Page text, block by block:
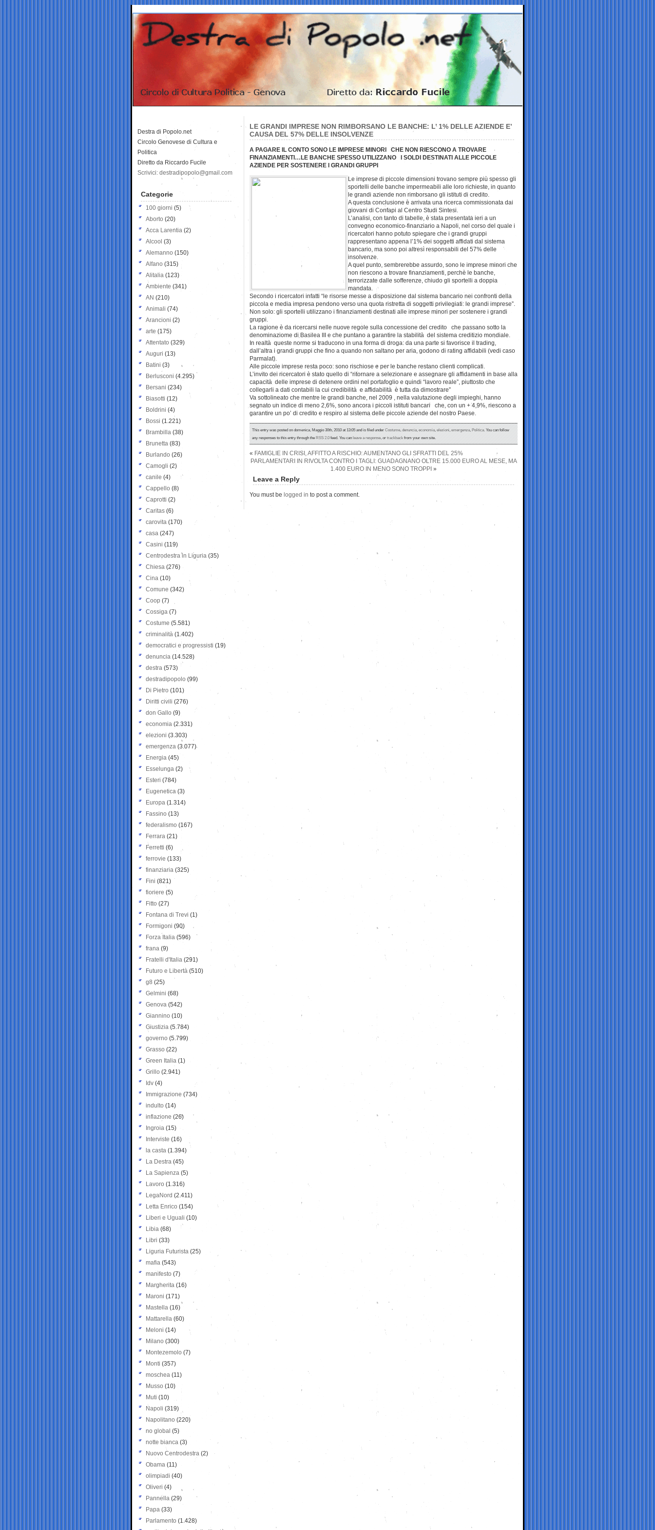
LE GRANDI IMPRESE NON RIMBORSANO LE BANCHE: L’ 1% DELLE AZIENDE E’
CAUSA DEL 57% DELLE INSOLVENZE
A PAGARE IL CONTO SONO LE IMPRESE MINORI CHE NON RIESCONO A TROVARE
FINANZIAMENTI…LE BANCHE SPESSO UTILIZZANO I SOLDI DESTINATI ALLE PICCOLE
AZIENDE PER SOSTENERE I GRANDI GRUPPI
Le imprese di piccole dimensioni trovano sempre più spesso gli
sportelli delle banche impermeabili alle loro richieste, in quanto
le grandi aziende non rimborsano gli istituti di credito.
A questa conclusione è arrivata una ricerca commissionata dai
giovani di Confapi al Centro Studi Sintesi.
L’analisi, con tanto di tabelle, è stata presentata ieri a un
convegno economico-finanziario a Napoli, nel corso del quale i
ricercatori hanno potuto spiegare che i grandi gruppi
rappresentano appena l’1% dei soggetti affidati dal sistema
bancario, ma sono poi altresì responsabili del 57% delle
insolvenze.
A quel punto, sembrerebbe assurdo, sono le imprese minori che
non riescono a trovare finanziamenti, perchè le banche,
terrorizzate dalle sofferenze, chiudo gli sportelli a doppia
mandata.
Secondo i ricercatori infatti “le risorse messe a disposizione dal sistema bancario nei confronti della
piccola e media impresa pendono verso una quota ristretta di soggetti privilegiati: le grandi imprese”.
Non solo: gli sportelli utilizzano i finanziamenti destinati alle imprese minori per sostenere i grandi
gruppi.
La ragione è da ricercarsi nelle nuove regole sulla concessione del credito che passano sotto la
denominaziome di Basilea III e che puntano a garantire la stabilità del sistema creditizio mondiale.
In realtà queste norme si traducono in una forma di droga: da una parte si favorisce il trading,
dall’altra i grandi gruppi che fino a quando non saltano per aria, godono di rating affidabili (vedi caso
Parmalat).
Alle piccole imprese resta poco: sono rischiose e per le banche restano clienti complicati.
L’invito dei ricercatori è stato quello di “ritornare a selezionare e assegnare gli affidamenti in base alla
capacità delle imprese di detenere ordini nel portafoglio e quindi “lavoro reale”, piuttosto che
collegarli a dati contabili la cui credibilità e affidabilità è tutta da dimostrare”
Va sottolineato che mentre le grandi banche, nel 2009 , nella valutazione degli impieghi, hanno
segnato un indice di meno 2,6%, sono ancora i piccoli istituti bancari che, con un + 4,9%, riescono a
garantire un po’ di credito e respiro al sistema delle piccole aziende del nostro Paese.
This entry was posted on domenica, Maggio 30th, 2010 at 13:05 and is filed underCostume,denuncia,economia,elezioni,emergenza,Politica. You can follow
any responses to this entry through theRSS 2.0feed. You canleave a response, ortrackbackfrom your own site.
« FAMIGLIE IN CRISI, AFFITTO A RISCHIO: AUMENTANO GLI SFRATTI DEL 25%
PARLAMENTARI IN RIVOLTA CONTRO I TAGLI: GUADAGNANO OLTRE 15.000 EURO AL MESE, MA
1.400 EURO IN MENO SONO TROPPI »
Leave a Reply
You must be logged in to post a comment.
Destra di Popolo.net
Circolo Genovese di Cultura e
Politica
Diretto da Riccardo Fucile
Scrivici: destradipopolo@gmail.com
Categorie
100 giorni (5)
Aborto (20)
Acca Larentia (2)
Alcool (3)
Alemanno (150)
Alfano (315)
Alitalia (123)
Ambiente (341)
AN (210)
Animali (74)
Arancioni (2)
arte (175)
Attentato (329)
Auguri (13)
Batini (3)
Berlusconi (4.295)
Bersani (234)
Biasotti (12)
Boldrini (4)
Bossi (1.221)
Brambilla (38)
Brunetta (83)
Burlando (26)
Camogli (2)
canile (4)
Cappello (8)
Caprotti (2)
Caritas (6)
carovita (170)
casa (247)
Casini (119)
Centrodestra in Liguria (35)
Chiesa (276)
Cina (10)
Comune (342)
Coop (7)
Cossiga (7)
Costume (5.581)
criminalità (1.402)
democratici e progressisti (19)
denuncia (14.528)
destra (573)
destradipopolo (99)
Di Pietro (101)
Diritti civili (276)
don Gallo (9)
economia (2.331)
elezioni (3.303)
emergenza (3.077)
Energia (45)
Esselunga (2)
Esteri (784)
Eugenetica (3)
Europa (1.314)
Fassino (13)
federalismo (167)
Ferrara (21)
Ferretti (6)
ferrovie (133)
finanziaria (325)
Fini (821)
fioriere (5)
Fitto (27)
Fontana di Trevi (1)
Formigoni (90)
Forza Italia (596)
frana (9)
Fratelli d'Italia (291)
Futuro e Libertà (510)
g8 (25)
Gelmini (68)
Genova (542)
Giannino (10)
Giustizia (5.784)
governo (5.799)
Grasso (22)
Green Italia (1)
Grillo (2.941)
Idv (4)
Immigrazione (734)
indulto (14)
inflazione (26)
Ingroia (15)
Interviste (16)
la casta (1.394)
La Destra (45)
La Sapienza (5)
Lavoro (1.316)
LegaNord (2.411)
Letta Enrico (154)
Liberi e Uguali (10)
Libia (68)
Libri (33)
Liguria Futurista (25)
mafia (543)
manifesto (7)
Margherita (16)
Maroni (171)
Mastella (16)
Mattarella (60)
Meloni (14)
Milano (300)
Montezemolo (7)
Monti (357)
moschea (11)
Musso (10)
Muti (10)
Napoli (319)
Napolitano (220)
no global (5)
notte bianca (3)
Nuovo Centrodestra (2)
Obama (11)
olimpiadi (40)
Oliveri (4)
Pannella (29)
Papa (33)
Parlamento (1.428)